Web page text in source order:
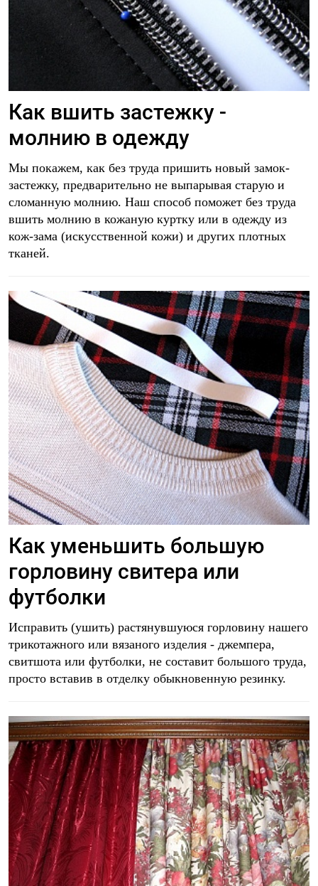
Как вшить застежку -
молнию в одежду
Мы покажем, как без труда пришить новый замок-
застежку, предварительно не выпарывая старую и
сломанную молнию. Наш способ поможет без труда
вшить молнию в кожаную куртку или в одежду из
кож-зама (искусственной кожи) и других плотных
тканей.
Как уменьшить большую
горловину свитера или
футболки
Исправить (ушить) растянувшуюся горловину нашего
трикотажного или вязаного изделия - джемпера,
свитшота или футболки, не составит большого труда,
просто вставив в отделку обыкновенную резинку.